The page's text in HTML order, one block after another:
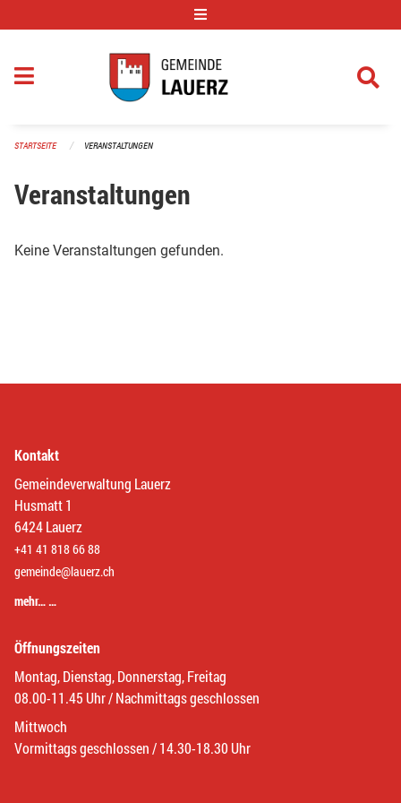
STARTSEITE VERANSTALTUNGEN
Veranstaltungen
Keine Veranstaltungen gefunden.
Kontakt
Gemeindeverwaltung Lauerz
Husmatt 1
6424 Lauerz
+41 41 818 66 88
gemeinde@lauerz.ch
mehr… …
Öffnungszeiten
Montag, Dienstag, Donnerstag, Freitag
08.00-11.45 Uhr / Nachmittags geschlossen
Mittwoch
Vormittags geschlossen / 14.30-18.30 Uhr